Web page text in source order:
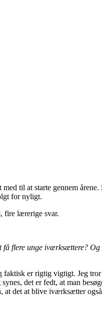
til at starte gennem årene.
for nyligt.
fire lærerige svar.
flere unge iværksættere? Og
er rigtig vigtigt. Jeg
det er fedt, at man
at det at blive iværksætter